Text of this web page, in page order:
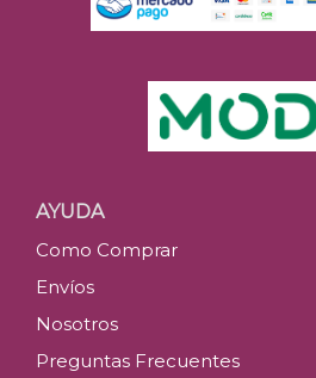
AYUDA
Como Comprar
Envíos
Nosotros
Preguntas Frecuentes